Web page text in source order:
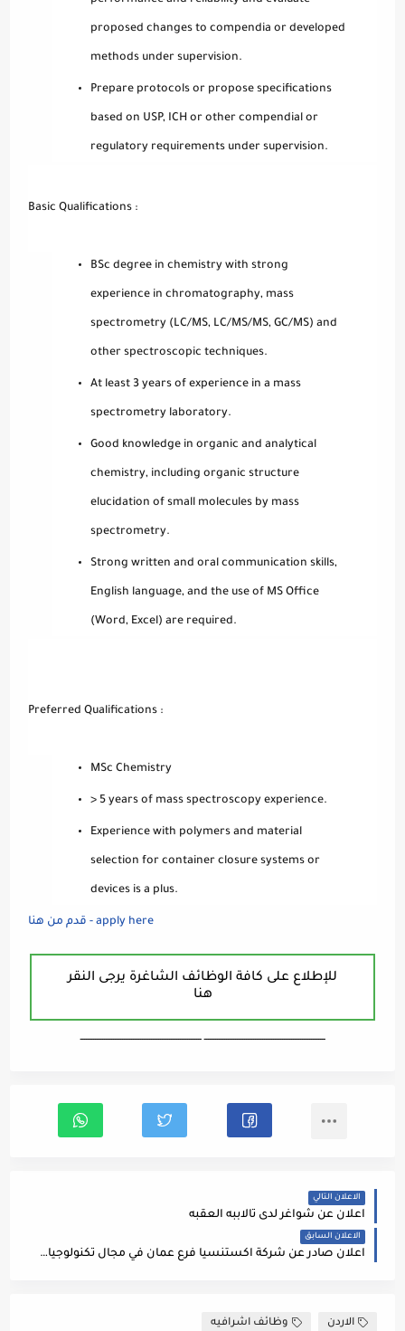
proposed changes to compendia or developed
methods under supervision.
Prepare protocols or propose specifications
based on USP, ICH or other compendial or
regulatory requirements under supervision.
Basic Qualifications :
BSc degree in chemistry with strong
experience in chromatography, mass
spectrometry (LC/MS, LC/MS/MS, GC/MS) and
other spectroscopic techniques.
At least 3 years of experience in a mass
spectrometry laboratory.
Good knowledge in organic and analytical
chemistry, including organic structure
elucidation of small molecules by mass
spectrometry.
Strong written and oral communication skills,
English language, and the use of MS Office
(Word, Excel) are required.
Preferred Qualifications :
MSc Chemistry
> 5 years of mass spectroscopy experience.
Experience with polymers and material
selection for container closure systems or
devices is a plus.
apply here - قدم من هنا
للإطلاع على كافة الوظائف الشاغرة يرجى النقر
هنا
ـــــــــــــــــــــــــــــــــــــــــــــــــــــــــــــــــــ ـــــــــــــــــــــــــــــــــــــــــــــــــــــــــــــــــــ
الاعلان التالي
اعلان عن شواغر لدى تالاببه العقبه
الاعلان السابق
اعلان صادر عن شركة اكستنسيا فرع عمان في مجال تكنولوجيا المعلومات
الاردن وظائف اشرافيه